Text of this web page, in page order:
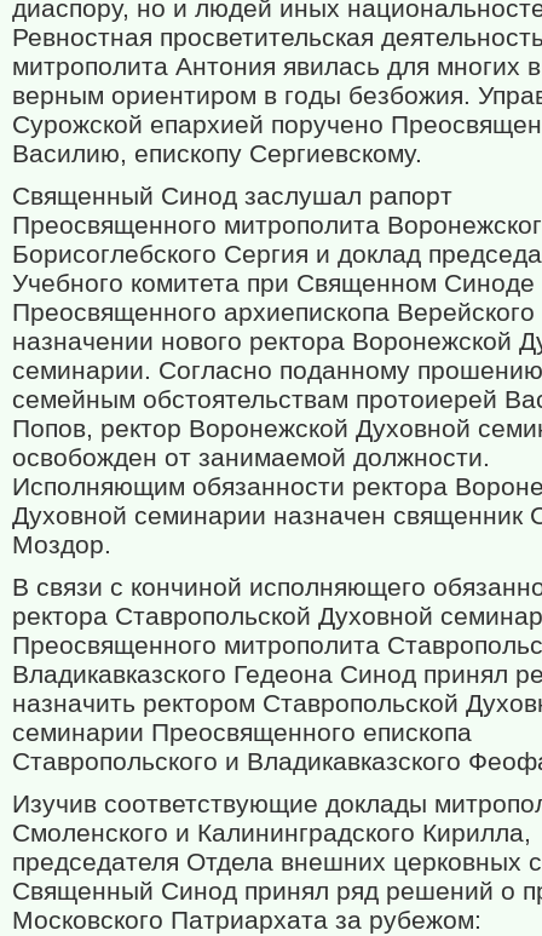
диаспору, но и людей иных
Ревностная просветительская
митрополита Антония явилась для многих
верным ориентиром в годы безбожия.
Сурожской епархией поручено
Василию, епископу Сергиевскому.
Священный Синод заслушал рапорт
Преосвященного митрополита
Борисоглебского Сергия и доклад
Учебного комитета при Священном Синоде
Преосвященного архиепископа Верейского
назначении нового ректора Воронежской
семинарии. Согласно поданному
семейным обстоятельствам протоиерей
Попов, ректор Воронежской Духовной
освобожден от занимаемой должности.
Исполняющим обязанности ректора
Духовной семинарии назначен священник
Моздор.
В связи с кончиной исполняющего
ректора Ставропольской Духовной
Преосвященного митрополита
Владикавказского Гедеона Синод принял
назначить ректором Ставропольской
семинарии Преосвященного епископа
Ставропольского и Владикавказского
Изучив соответствующие доклады
Смоленского и Калининградского Кирилла,
председателя Отдела внешних церковных
Священный Синод принял ряд решений о
Московского Патриархата за рубежом: